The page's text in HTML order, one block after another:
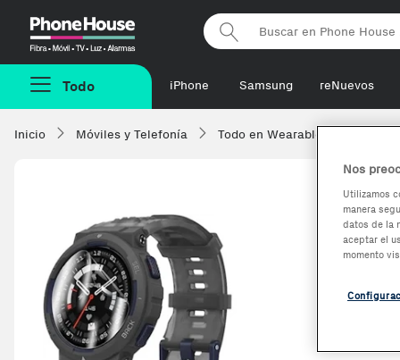
Phonehouse
Todo iPhone Samsung reNuevos
Inicio Móviles y Telefonía Todo en Wearables
Nos
Utilizamos
manera
datos de la
aceptar el
momento